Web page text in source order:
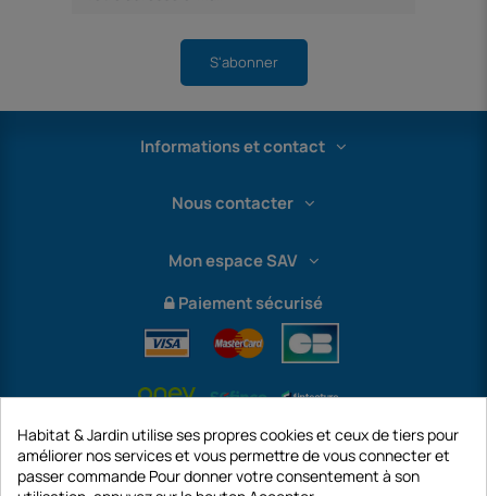
S'abonner
Informations et contact
Nous contacter
Mon espace SAV
Paiement sécurisé
Habitat & Jardin utilise ses propres cookies et ceux de tiers pour
améliorer nos services et vous permettre de vous connecter et
passer commande Pour donner votre consentement à son